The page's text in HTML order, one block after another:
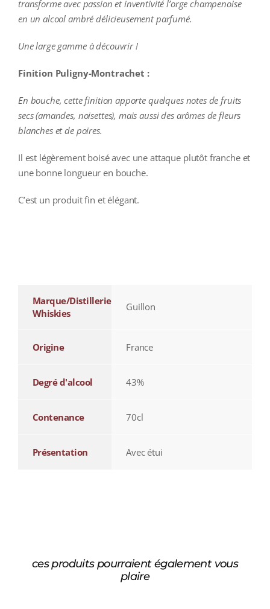
transforme avec passion et inventivité l’orge champenoise
en un alcool ambré délicieusement parfumé.
Une large gamme à découvrir !
Finition Puligny-Montrachet :
En bouche, cette finition apporte quelques notes de fruits
secs (amandes, noisettes), mais aussi des arômes de fleurs
blanches et de poires.
Il est légèrement boisé avec une attaque plutôt franche et
une bonne longueur en bouche.
C’est un produit fin et élégant.
Marque/Distillerie
Whiskies
Guillon
Origine France
Degré d'alcool 43%
Contenance 70cl
Présentation Avec étui
ces produits pourraient également vous
plaire